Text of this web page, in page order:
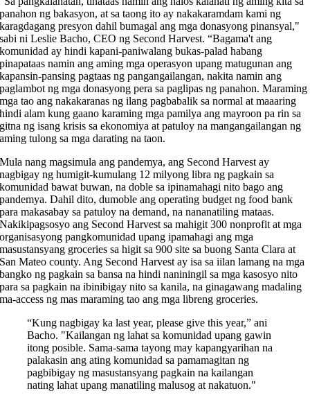
panahon ng bakasyon, at sa taong ito ay nakakaramdam kami ng
karagdagang presyon dahil bumagal ang mga donasyong pinansyal,"
sabi ni Leslie Bacho, CEO ng Second Harvest. “Bagama't ang
komunidad ay hindi kapani-paniwalang bukas-palad habang
pinapataas namin ang aming mga operasyon upang matugunan ang
kapansin-pansing pagtaas ng pangangailangan, nakita namin ang
paglambot ng mga donasyong pera sa paglipas ng panahon. Maraming
mga tao ang nakakaranas ng ilang pagbabalik sa normal at maaaring
hindi alam kung gaano karaming mga pamilya ang mayroon pa rin sa
gitna ng isang krisis sa ekonomiya at patuloy na mangangailangan ng
aming tulong sa mga darating na taon.
Mula nang magsimula ang pandemya, ang Second Harvest ay
nagbigay ng humigit-kumulang 12 milyong libra ng pagkain sa
komunidad bawat buwan, na doble sa ipinamahagi nito bago ang
pandemya. Dahil dito, dumoble ang operating budget ng food bank
para makasabay sa patuloy na demand, na nananatiling mataas.
Nakikipagsosyo ang Second Harvest sa mahigit 300 nonprofit at mga
organisasyong pangkomunidad upang ipamahagi ang mga
masustansyang groceries sa higit sa 900 site sa buong Santa Clara at
San Mateo county. Ang Second Harvest ay isa sa iilan lamang na mga
bangko ng pagkain sa bansa na hindi naniningil sa mga kasosyo nito
para sa pagkain na ibinibigay nito sa kanila, na ginagawang madaling
ma-access ng mas maraming tao ang mga libreng groceries.
“Kung nagbigay ka last year, please give this year,” ani
Bacho. "Kailangan ng lahat sa komunidad upang gawin
itong posible. Sama-sama tayong may kapangyarihan na
palakasin ang ating komunidad sa pamamagitan ng
pagbibigay ng masustansyang pagkain na kailangan
nating lahat upang manatiling malusog at nakatuon."